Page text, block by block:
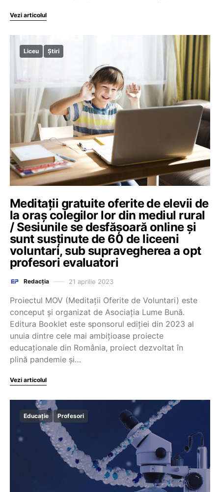
Vezi articolul
Liceu Știri
Meditații gratuite oferite de elevii de
la oraș colegilor lor din mediul rural
/ Sesiunile se desfășoară online și
sunt susținute de 60 de liceeni
voluntari, sub supravegherea a opt
profesori evaluatori
Redacția 21 aprilie 2023
Proiectul MOV (Meditații Oferite de Voluntari) este
conceput și organizat de Asociația Lume Bună.
Editura Booklet este sponsorul ediției din 2023 al
unuia dintre cele mai ambițioase proiecte
educaționale din România, proiect dezvoltat în
plină pandemie și…
Vezi articolul
Educație Profesori